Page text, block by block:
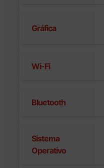
Gráfica
Wi-Fi
Bluetooth
Sistema
Operativo